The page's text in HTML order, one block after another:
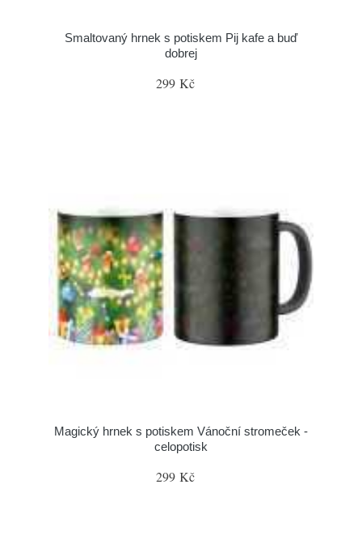
Smaltovaný hrnek s potiskem Pij kafe a buď
dobrej
299 Kč
Magický hrnek s potiskem Vánoční stromeček -
celopotisk
299 Kč